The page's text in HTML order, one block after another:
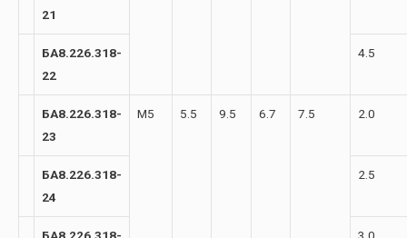
21
БА8.226.318-
22
4.5
БА8.226.318-
23
М5 5.5 9.5 6.7 7.5 2.0
БА8.226.318-
24
2.5
БА8.226.318-
3.0